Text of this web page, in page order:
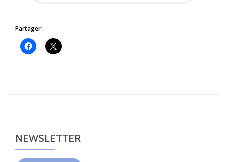
Partager :
NEWSLETTER